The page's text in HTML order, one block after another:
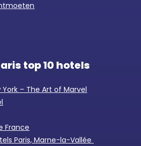
top 10 hotels
York – The Art of Marvel
France
Paris, Marne-la-Vallée